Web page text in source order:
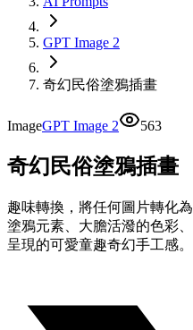
GPT Image 2
奇幻民俗塗鴉插畫
ImageGPT Image 2 563
奇幻民俗塗鴉插畫
趣味轉換，將任何圖片轉化
塗鴉元素、大膽活潑的色彩
呈現的可愛童趣奇幻手工感。